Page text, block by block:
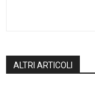
ALTRI ARTICOLI